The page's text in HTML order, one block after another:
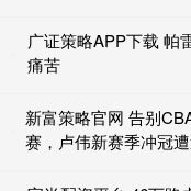
广证策略APP下载 帕
痛苦
新富策略官网 告别
赛，卢伟新赛季冲冠